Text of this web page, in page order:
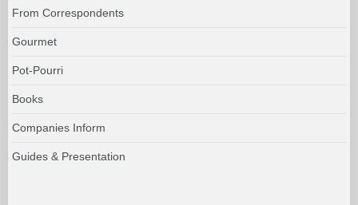
From Correspondents
Gourmet
Pot-Pourri
Books
Companies Inform
Guides & Presentation